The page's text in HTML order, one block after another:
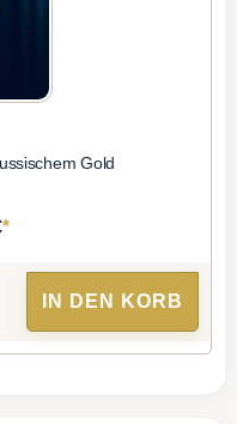
Gold
*
IN DEN KORB